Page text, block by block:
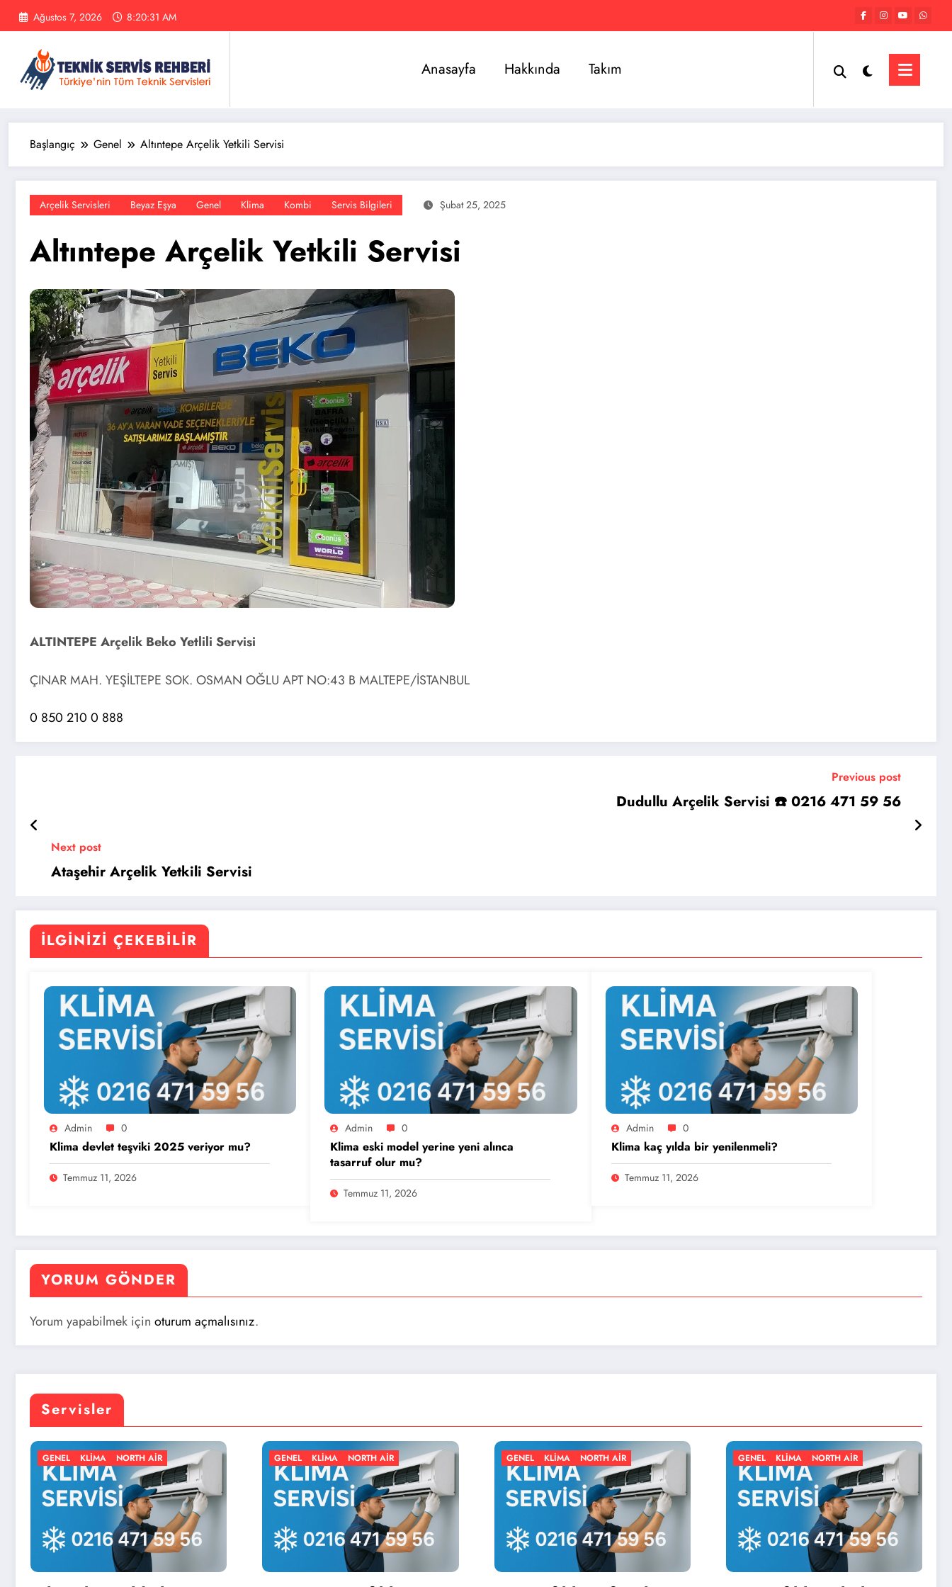
İçeriğe
Ağustos 7, 2026 8:20:31 AM
Anasayfa Hakkında Takım
Başlangıç Genel Altıntepe Arçelik Yetkili Servisi
Arçelik Servisleri Beyaz Eşya Genel Klima Kombi Servis Bilgileri Şubat 25, 2025
Altıntepe Arçelik Yetkili Servisi
ALTINTEPE Arçelik Beko Yetlili Servisi
ÇINAR MAH. YEŞİLTEPE SOK. OSMAN OĞLU APT NO:43 B MALTEPE/İSTANBUL
0 850 210 0 888
Previous post
Dudullu Arçelik Servisi ☎️ 0216 471 59 56
Next post
Ataşehir Arçelik Yetkili Servisi
İLGINIZI ÇEKEBILIR
Admin 0
Klima devlet teşviki 2025 veriyor mu?
Temmuz 11, 2026
Admin 0
Klima eski model yerine yeni alınca
tasarruf olur mu?
Temmuz 11, 2026
Admin 0
Klima kaç yılda bir yenilenmeli?
Temmuz 11, 2026
YORUM GÖNDER
Yorum yapabilmek için oturum açmalısınız.
Servisler
GENEL KLIMA NORTH AIR GENEL KLIMA NORTH AIR GENEL KLIMA NORTH AIR GENEL KLIMA NORTH AIR